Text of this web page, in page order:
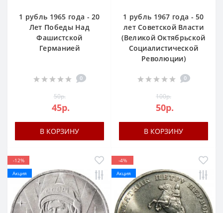
1 рубль 1965 года - 20
Лет Победы Над
Фашистской
Германией
0
50р.
45р.
В КОРЗИНУ
1 рубль 1967 года - 50
лет Советской Власти
(Великой Октябрьской
Социалистической
Революции)
0
100р.
50р.
В КОРЗИНУ
-12%
Акция
-4%
Акция